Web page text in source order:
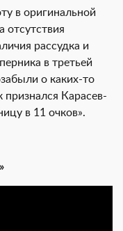
в оригинальной
отсутствия
рассудка и
в третьей
о каких-то
признался Карасев-
в 11 очков».